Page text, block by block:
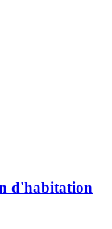
d'habitation